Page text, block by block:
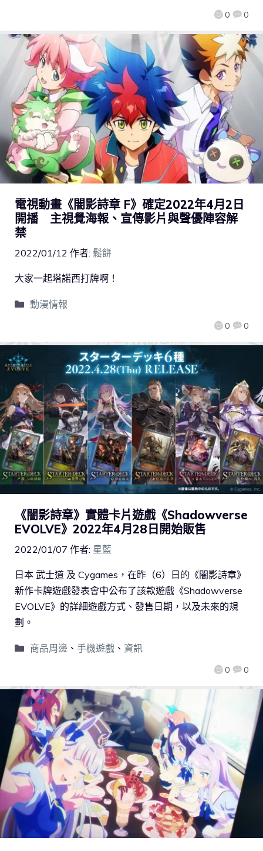
0 0
電視動畫《闇影詩章 F》確定2022年4月2日
開播 主視覺海報、宣傳影片與聲優陣容解
禁
2022/01/12 作者: 鬆餅
0 0
大家一起塔諾西打牌啊！
動漫情報
《闇影詩章》實體卡片遊戲《Shadowverse
EVOLVE》2022年4月28日開始販售
2022/01/07 作者: 星藍
0 0
日本 武士道 及 Cygames，在昨（6）日的《闇影詩章》
新作卡牌遊戲發表會中公布了該款遊戲《Shadowverse
EVOLVE》的詳細遊戲方式、發售日期，以及未來的規
劃。
商品周邊 、 手機遊戲、 資訊